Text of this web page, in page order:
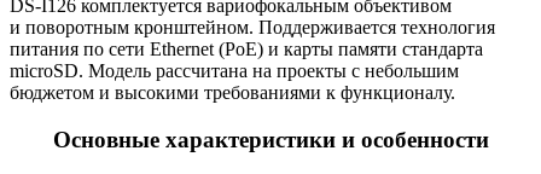
DS-I126 комплектуется вариофокальным объективом
и поворотным кронштейном. Поддерживается технология
питания по сети Ethernet (PoE) и карты памяти стандарта
microSD. Модель рассчитана на проекты с небольшим
бюджетом и высокими требованиями к функционалу.
Основные характеристики и особенности